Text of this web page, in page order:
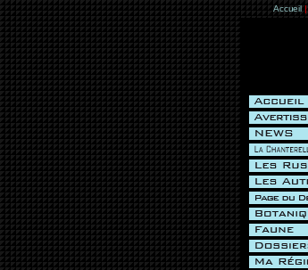
Accueil |